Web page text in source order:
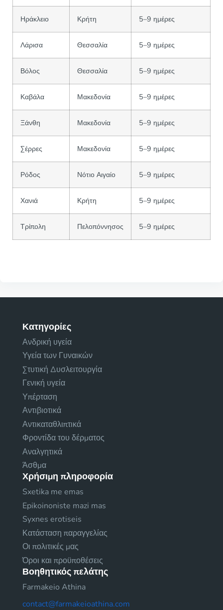
Ηράκλειο Κρήτη 5–9 ημέρες
Λάρισα Θεσσαλία 5–9 ημέρες
Βόλος Θεσσαλία 5–9 ημέρες
Καβάλα Μακεδονία 5–9 ημέρες
Ξάνθη Μακεδονία 5–9 ημέρες
Σέρρες Μακεδονία 5–9 ημέρες
Ρόδος Νότιο Αιγαίο 5–9 ημέρες
Χανιά Κρήτη 5–9 ημέρες
Τρίπολη Πελοπόννησος 5–9 ημέρες
Κατηγορίες
Ανδρική υγεία
Υγεία των Γυναικών
Στυτική Δυσλειτουργία
Γενική υγεία
Υπέρταση
Αντιβιοτικά
Αντικαταθλιπτικά
Φροντίδα του δέρματος
Αναλγητικά
Άσθμα
Χρήσιμη πληροφορία
Sxetika me emas
Epikoinoniste mazi mas
Syxnes erotiseis
Κατάσταση παραγγελίας
Οι πολιτικές μας
Όροι και προϋποθέσεις
Βοηθητικός πελάτης
Farmakeio Athina
contact@farmakeioathina.com